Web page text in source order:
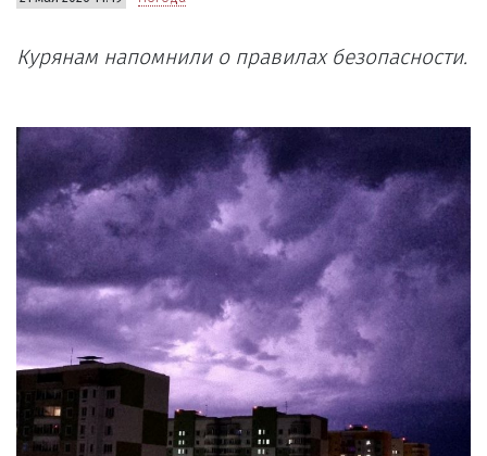
Курянам напомнили о правилах безопасности.